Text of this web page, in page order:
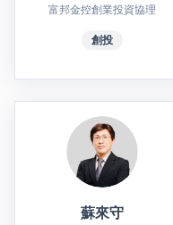
富邦金控創業投資協理
創投
蘇來守